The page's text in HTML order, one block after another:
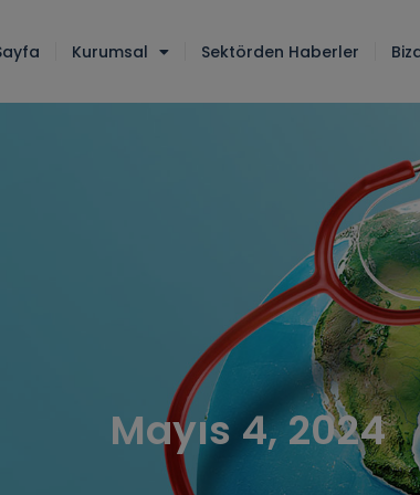
Kurumsal Sektörden Haberler
Mayıs 4, 2024